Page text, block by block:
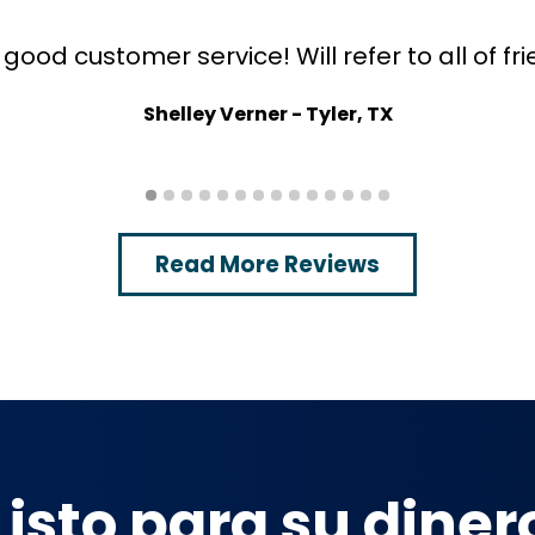
and considerate. It's a great company
Mary Tyler - Tyler, TX
Read More Reviews